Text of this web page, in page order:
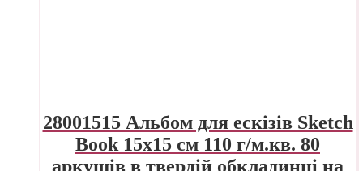
28001515 Альбом для ескізів Sketch
Book 15х15 см 110 г/м.кв. 80
аркушів в твердій обкладинці на